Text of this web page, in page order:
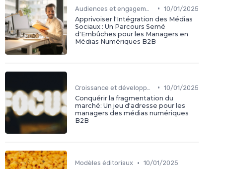
• 10/01/2025
Apprivoiser l'Intégration des Médias
Sociaux : Un Parcours Semé
d'Embûches pour les Managers en
Médias Numériques B2B
• 10/01/2025
Conquérir la fragmentation du
marché: Un jeu d'adresse pour les
managers des médias numériques
B2B
Modèles éditoriaux • 10/01/2025